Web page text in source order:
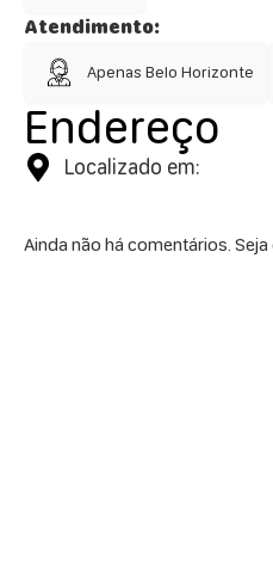
Atendimento:
Apenas Belo Horizonte
Endereço
Localizado em:
Ainda não há comentários.